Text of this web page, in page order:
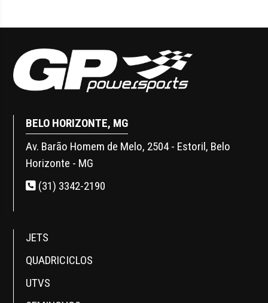
BELO HORIZONTE, MG
Av. Barão Homem de Melo, 2504 - Estoril, Belo
Horizonte - MG
(31) 3342-2190
JETS
QUADRICICLOS
UTVS